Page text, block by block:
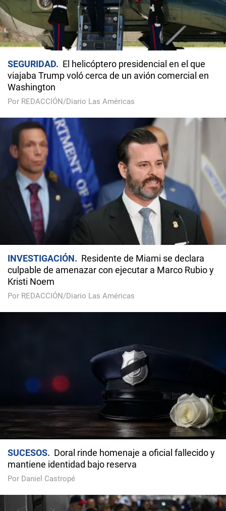
SEGURIDAD
El helicóptero presidencial en el que
viajaba Trump voló cerca de un avión comercial en
Washington
Por REDACCIÓN/Diario Las Américas
INVESTIGACIÓN
Residente de Miami se declara
culpable de amenazar con ejecutar a Marco Rubio y
Kristi Noem
Por REDACCIÓN/Diario Las Américas
SUCESOS
Doral rinde homenaje a oficial fallecido y
mantiene identidad bajo reserva
Por Daniel Castropé